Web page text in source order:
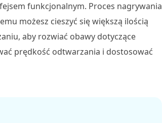
funkcjonalnym. Proces nagrywania
możesz cieszyć się większą ilością
aby rozwiać obawy dotyczące
prędkość odtwarzania i dostosować